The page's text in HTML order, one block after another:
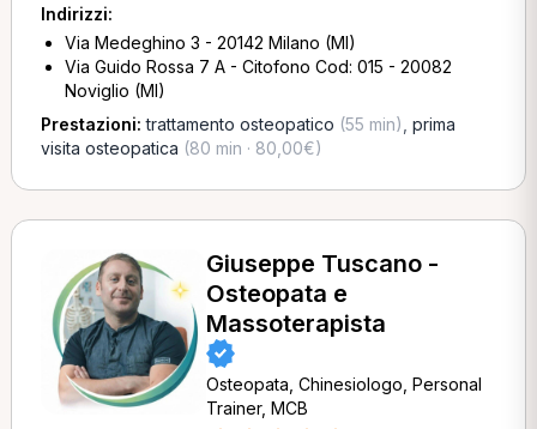
Indirizzi:
Via Medeghino 3 - 20142 Milano (MI)
Via Guido Rossa 7 A - Citofono Cod: 015 - 20082
Noviglio (MI)
Prestazioni:trattamento osteopatico (55 min) prima
visita osteopatica (80 min · 80,00€)
Giuseppe Tuscano -
Osteopata e
Massoterapista
Osteopata, Chinesiologo, Personal
Trainer, MCB